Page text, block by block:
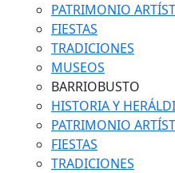
PATRIMONIO
FIESTAS
TRADICIONES
MUSEOS
BARRIOBUSTO
HISTORIA Y
PATRIMONIO
FIESTAS
TRADICIONES